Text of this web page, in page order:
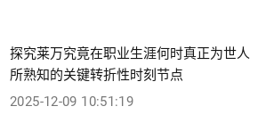
探究莱万究竟在职业生涯何时真正为世人
所熟知的关键转折性时刻节点
2025-12-09 10:51:19